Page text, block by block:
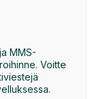
MMS-
Voitte